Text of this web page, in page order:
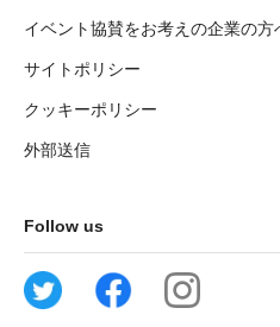
イベント協賛をお考えの企業の方
サイトポリシー
クッキーポリシー
外部送信
Follow us